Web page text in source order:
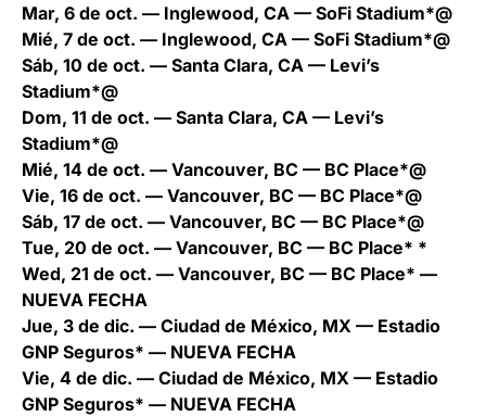
Mar, 6 de oct. — Inglewood, CA — SoFi Stadium*@
Mié, 7 de oct. — Inglewood, CA — SoFi Stadium*@
Sáb, 10 de oct. — Santa Clara, CA — Levi’s
Stadium*@
Dom, 11 de oct. — Santa Clara, CA — Levi’s
Stadium*@
Mié, 14 de oct. — Vancouver, BC — BC Place*@
Vie, 16 de oct. — Vancouver, BC — BC Place*@
Sáb, 17 de oct. — Vancouver, BC — BC Place*@
Tue, 20 de oct. — Vancouver, BC — BC Place* *
Wed, 21 de oct. — Vancouver, BC — BC Place* —
NUEVA FECHA
Jue, 3 de dic. — Ciudad de México, MX — Estadio
GNP Seguros* — NUEVA FECHA
Vie, 4 de dic. — Ciudad de México, MX — Estadio
GNP Seguros* — NUEVA FECHA